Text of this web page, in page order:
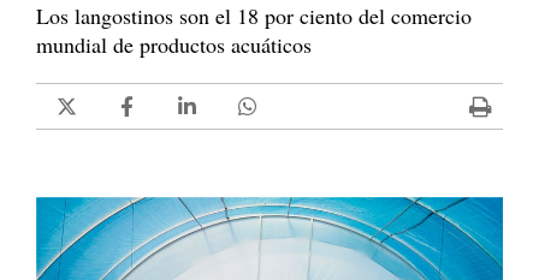
Los langostinos son el 18 por ciento del comercio
mundial de productos acuáticos